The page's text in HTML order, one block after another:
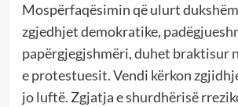
Mospërfaqësimin që ulurt
zgjedhjet demokratike,
papërgjegjshmëri, duhet braktisur
e protestuesit. Vendi kërkon
jo luftë. Zgjatja e shurdhërisë